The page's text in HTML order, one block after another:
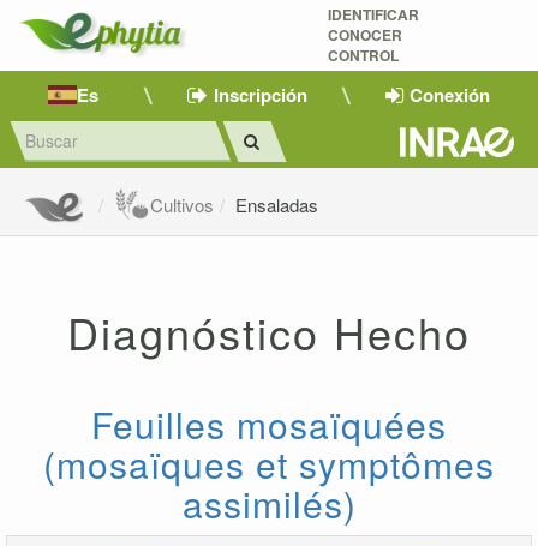
IDENTIFICAR
CONOCER
CONTROL
Es Inscripción Conexión
Cultivos Ensaladas
Diagnóstico Hecho
Feuilles mosaïquées
(mosaïques et symptômes
assimilés)